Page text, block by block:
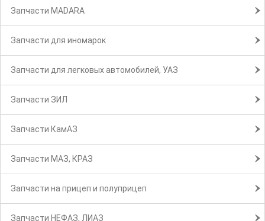
Запчасти MADARA
Запчасти для иномарок
Запчасти для легковых автомобилей, УАЗ
Запчасти ЗИЛ
Запчасти КамАЗ
Запчасти МАЗ, КРАЗ
Запчасти на прицеп и полуприцеп
Запчасти НЕФАЗ, ЛИАЗ